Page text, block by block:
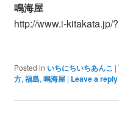
鳴海屋
http://www.i-kitakata.jp/
Posted in いちにちいちあんこ |
方, 福島, 鳴海屋 | Leave a reply